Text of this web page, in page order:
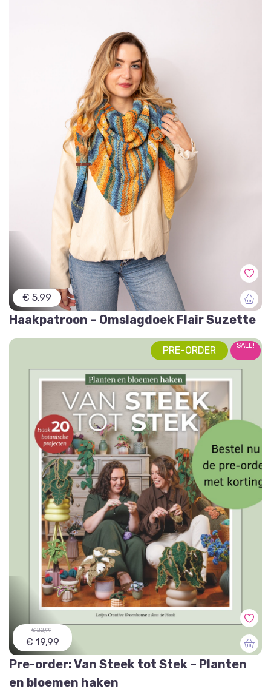
€ 5,99
Haakpatroon – Omslagdoek Flair Suzette
PRE-ORDER SALE!
€ 22,99
€ 19,99
Pre-order: Van Steek tot Stek – Planten
en bloemen haken